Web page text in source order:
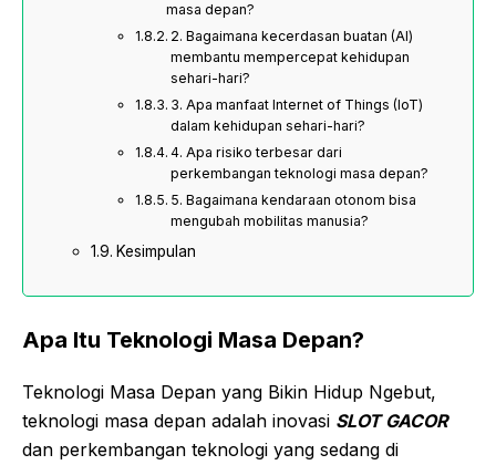
masa depan?
2. Bagaimana kecerdasan buatan (AI)
membantu mempercepat kehidupan
sehari-hari?
3. Apa manfaat Internet of Things (IoT)
dalam kehidupan sehari-hari?
4. Apa risiko terbesar dari
perkembangan teknologi masa depan?
5. Bagaimana kendaraan otonom bisa
mengubah mobilitas manusia?
Kesimpulan
Apa Itu Teknologi Masa Depan?
Teknologi Masa Depan yang Bikin Hidup Ngebut,
teknologi masa depan adalah inovasi SLOT GACOR
dan perkembangan teknologi yang sedang di